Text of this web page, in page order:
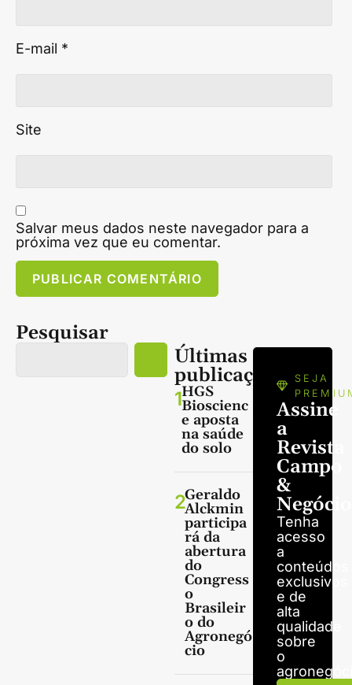
E-mail *
Site
Salvar meus dados neste navegador para a
próxima vez que eu comentar.
Pesquisar
Últimas
publicações
1HGS
Bioscienc
e aposta
na saúde
do solo
2Geraldo
Alckmin
participa
rá da
abertura
do
Congress
o
Brasileir
o do
Agronegó
cio
SEJA
Assine
a
Revista
Campo
&
Tenha
acesso
a
conteúdos
exclusivos
e de
alta
qualidade
sobre
o